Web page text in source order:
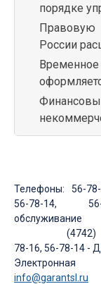
порядке
Правовую
России
Телефоны: 56-
56-78-14,
обслуживание
(4742)
78-16, 56-78-14 -
info@garantsl.ru